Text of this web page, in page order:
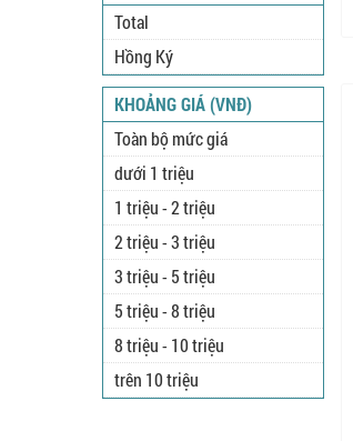
Total
Hồng Ký
KHOẢNG GIÁ (VNĐ)
Toàn bộ mức giá
dưới 1 triệu
1 triệu - 2 triệu
2 triệu - 3 triệu
3 triệu - 5 triệu
5 triệu - 8 triệu
8 triệu - 10 triệu
trên 10 triệu